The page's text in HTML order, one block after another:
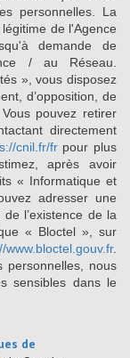
personnelles. La
de l'Agence
demande de
/ au Réseau.
», vous disposez
d’opposition, de
pouvez retirer
directement
cnil.fr/frpour plus
après avoir
« Informatique et
adresser une
l’existence de la
« Bloctel », sur
www.bloctel.gouv.fr.
personnelles, nous
sensibles dans le
de